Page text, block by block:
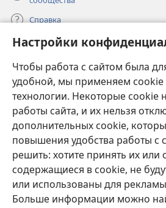
Настройки
Чтобы работа с сайтом была
удобной, мы применяем cookie
технологии. Некоторые cookie
работы сайта, и их нельзя
дополнительных cookie,
повышения удобства работы с
решить: хотите принять их или
содержащиеся в cookie, не
или использованы для
Больше информации можно
Справка
Пожертвования
в
новом
окне)
ОНЛАЙН-БИБЛИОТЕКА
(открывается
новом
окне)
JW Hub®
(открывается
в
новом
окне)
JW Library ®
Watchtower Library